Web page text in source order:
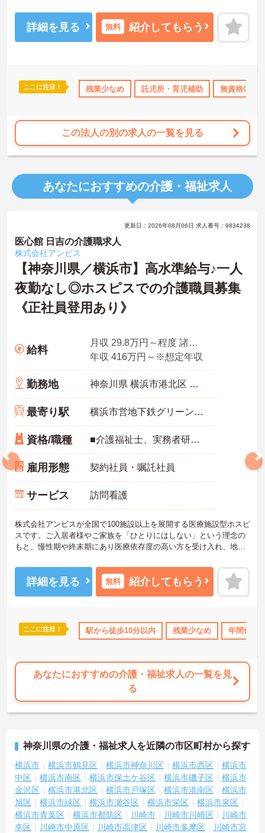
資格取得サポート 研修制度あり 産休･育休･介護休暇取得実績あり
せ。
詳細を見る 無料 紹介してもらう
ここに注目！ 残業少なめ 託児所・育児補助 無資格OK
この法人の別の求人の一覧を見る
あなたにおすすめの介護・福祉求人
日以上 資格取得サポート 研修制度あり 産休･育休･介護休
更新日：2026年08月06日 求人番号：9834238
医心館 日吉の介護職求人
株式会社アンビス
【神奈川県／横浜市】高水準給与♪一人
夜勤なし◎ホスピスでの介護職員募集
《正社員登用あり》
給料
月収 29.8万円～程度 諸手当込・夜勤4回/月想定
年収 416万円～※想定年収
勤務地 神奈川県 横浜市港北区 日吉3-2-8
最寄り駅 横浜市営地下鉄グリーンライン「日吉(神奈川)駅」徒歩8分
資格/職種 ■介護福祉士、実務者研修、初任者研修 いずれか ※特養、老健、病院、有老などの実務経験1年以上ある方 ※身体介護の経験年以上ある方、機械浴の使用の経験のある方歓迎
雇用形態 契約社員・嘱託社員
サービス 訪問看護
株式会社アンビスが全国で100施設以上を展開する医療施設型ホスピ
スです。ご入居者様やご家族を「ひとりにはしない」という理念の
もと、慢性期や終末期にあり医療依存度の高い方を受け入れ、地域
護師が24時間常駐しています。急変時の対応や医療行為は看護師が
担当するため、初任者研修や実務者研修の方も食事介助や入浴介助
などの生活を支えるケアに専念できる環境です。多職種で情報を共
なるほか、月平均の残業時間も5時間から7時間程度とかなり少なめ
です。常勤スタッフの比率が90パーセントを超えているため急な勤
に合わせた個別のOJT研修が実施されます。eラーニングも導入され
ており、多職種と連携しながら専門性を着実に深めていける環境が
★おすすめPOINT★
実施し、ｅラーニングを用いた学習の機会も提供されます
・施設内には看護師が24時間常駐しており、急変時の対応や専門的
な医療処置は看護師が担当するため負担が減ります
・介護スタッフと看護スタッフの比率が1対1で相談しやすく、初任
者研修や実務者研修からでも着実に専門性を高められます
＜残業月7時間以下で身体の負担を軽減！＞
・常勤で働くスタッフの比率が90パーセント以上と高く、急なシフ
ト変更や無理な長時間勤務が発生しにくい人員体制です
詳細を見る 無料 紹介してもらう
ここに注目！ 駅から徒歩10分以内 残業少なめ 年間休日
あなたにおすすめの介護・福祉求人の一覧を見
る
神奈川県の介護・福祉求人を近隣の市区町村から探す
横浜市 横浜市鶴見区 横浜市神奈川区 横浜市西区
横浜市
中区
横浜市南区 横浜市保土ケ谷区 横浜市磯子区
横浜市
金沢区
横浜市港北区 横浜市戸塚区 横浜市港南区
横浜市
旭区
横浜市緑区 横浜市瀬谷区 横浜市栄区
横浜市泉区
横浜市青葉区
横浜市都筑区 川崎市 川崎市川崎区
川崎市
幸区
川崎市中原区 川崎市高津区 川崎市多摩区
川崎市宮